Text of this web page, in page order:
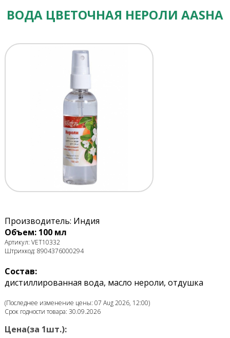
ВОДА ЦВЕТОЧНАЯ НЕРОЛИ AASHA
Производитель: Индия
Объем: 100 мл
Артикул: VET10332
Штрихкод: 8904376000294
Состав:
дистиллированная вода, масло нероли, отдушка
(Последнее изменение цены: 07 Aug 2026, 12:00)
Срок годности товара: 30.09.2026
Цена(за 1шт.):